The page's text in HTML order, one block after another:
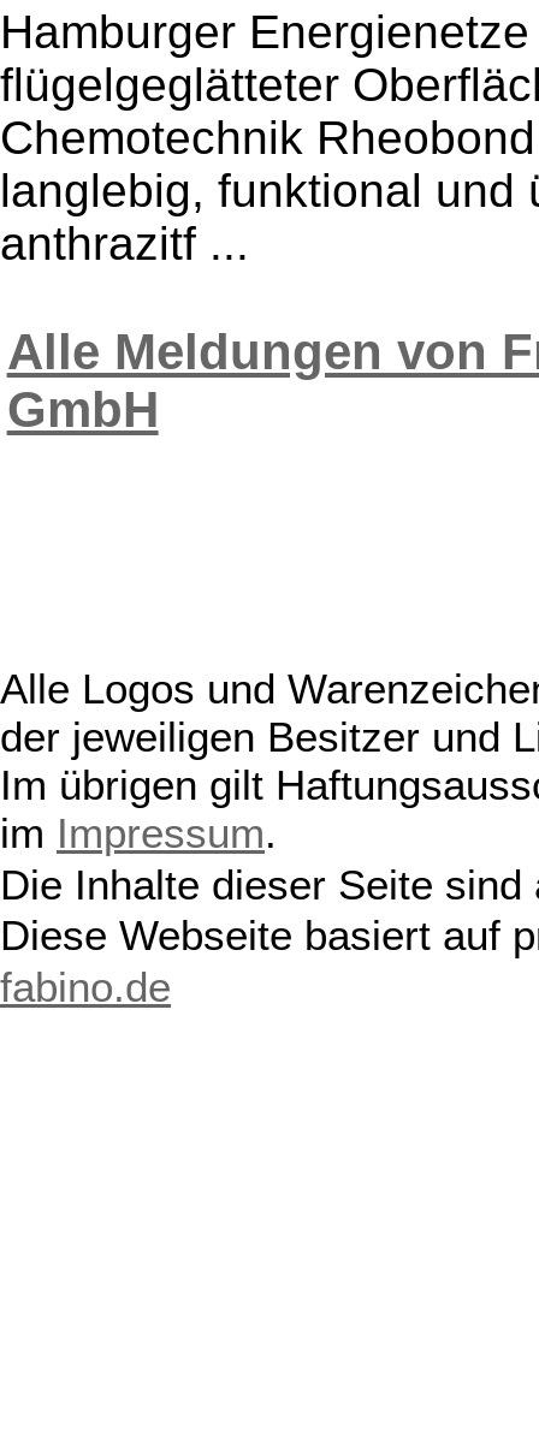
Hamburger
flügelgeglätteter
Chemotechnik
langlebig, funktional und
anthrazitf ...
Alle Meldungen von
GmbH
Alle Logos und
der jeweiligen Besitzer und
Im übrigen gilt
im Impressum.
Die Inhalte dieser Seite
Diese Webseite basiert auf
fabino.de